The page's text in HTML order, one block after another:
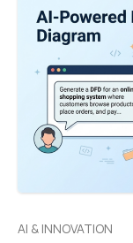
则，以扩展UML
串形式呈现{}并
约束基础 什么构
它限制了相关元
的限制。为了使
符号规则 { 约束
可以修饰基本符
提示 常见用例 用
一}, {只读} 定义
强制执行超出标
AI & INNOVATION